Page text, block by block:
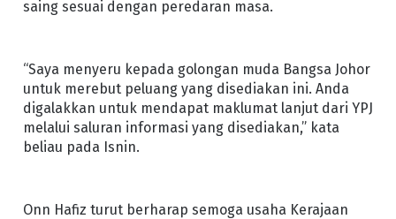
saing sesuai dengan peredaran masa.
“Saya menyeru kepada golongan muda Bangsa Johor
untuk merebut peluang yang disediakan ini. Anda
digalakkan untuk mendapat maklumat lanjut dari YPJ
melalui saluran informasi yang disediakan,” kata
beliau pada Isnin.
Onn Hafiz turut berharap semoga usaha Kerajaan